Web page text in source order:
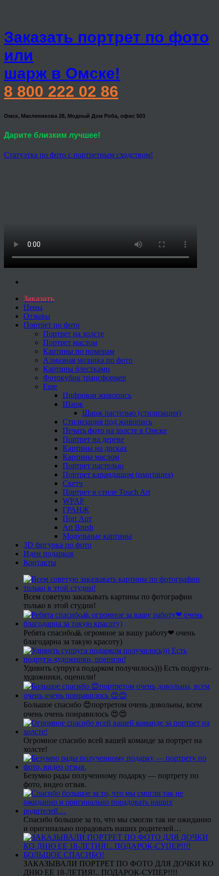
Заказать портрет по фото
или
шарж в Омске!
8 800 222 02 86
Омск, Масленикова 28, Модный Дом Роба, офис 503
Дарите близким лучшее!
Статуэтка по фото с портретным сходством!
Заказать
Цены
Отзывы
Портрет по фото
Портрет на холсте
Портрет маслом
Картины по номерам
Алмазная мозаика по фото
Картины блестками
Фотокубик трансформер
Еще
Цифровая живопись
Шарж
Шарж пастелью (стилизация)
Стилизация под живопись
Печать фото на холсте в Омске
Портрет на дереве
Картины на досках
Картины маслом
Портрет пастелью
Портрет карандашом (имитация)
Скетч
Портрет в стиле Touch Art
WPAP
ГРАНЖ
Поп Арт
Art Brush
Модульные картины
3D фигурка по фото
Идеи подарков
Контакты
Всем советую заказывать картины по фотографии
только в этой студии!
Ребята спасибо🙏 огромное за вашу работу❤ очень
благодарна за такую красоту)
Удивить супруга подарком получилось))) Есть подруги-
художники, оценили!
Большое спасибо 😍портретом очень довольны, всем
очень очень понравилось 😍😍
Огромное спасибо всей вашей команде за портрет на
холсте!
Безумно рады полученному подарку — портрету по
фото, видео отзыв.
Спасибо большое за то, что мы смогли так не ожиданно
и оригинально порадовать наших родителей…
ЗАКАЗЫВАЛИ ПОРТРЕТ ПО ФОТО ДЛЯ ДОЧКИ КО
ДНЮ ЕЕ 18-ЛЕТИЯ!.. ПОДАРОК-СУПЕР!!!!